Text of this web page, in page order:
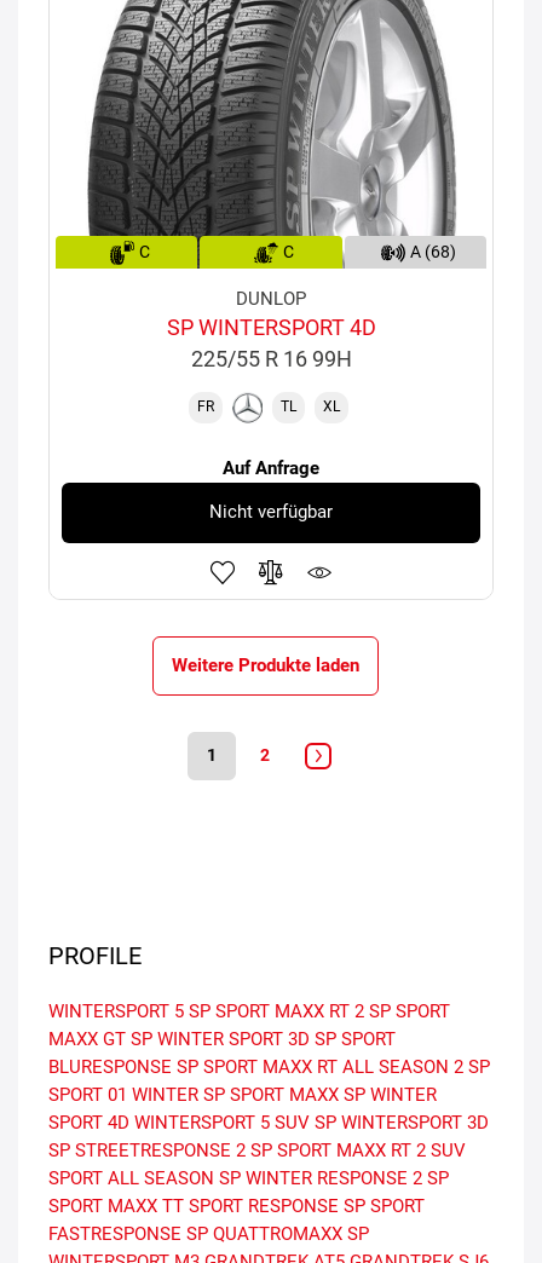
C C A (68)
DUNLOP
SP WINTERSPORT 4D
225/55 R 16 99H
FR TL XL
Auf Anfrage
Nicht verfügbar
Weitere Produkte laden
1 2
PROFILE
WINTERSPORT 5 SP SPORT MAXX RT 2 SP SPORT
MAXX GT SP WINTER SPORT 3D SP SPORT
BLURESPONSE SP SPORT MAXX RT ALL SEASON 2 SP
SPORT 01 WINTER SP SPORT MAXX SP WINTER
SPORT 4D WINTERSPORT 5 SUV SP WINTERSPORT 3D
SP STREETRESPONSE 2 SP SPORT MAXX RT 2 SUV
SPORT ALL SEASON SP WINTER RESPONSE 2 SP
SPORT MAXX TT SPORT RESPONSE SP SPORT
FASTRESPONSE SP QUATTROMAXX SP